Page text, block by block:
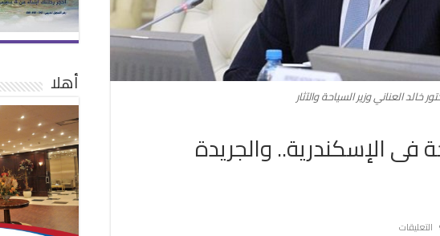
خالد العناني وزير السياحة والآثار
فى الإسكندرية.. والجريدة
التعليقات
أهلا